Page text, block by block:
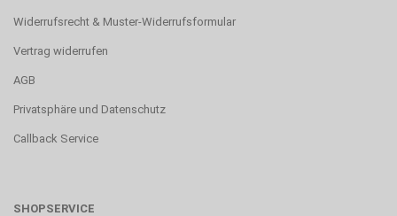
Widerrufsrecht & Muster-Widerrufsformular
Vertrag widerrufen
AGB
Privatsphäre und Datenschutz
Callback Service
SHOPSERVICE